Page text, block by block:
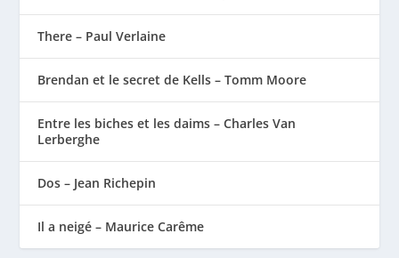
There – Paul Verlaine
Brendan et le secret de Kells – Tomm Moore
Entre les biches et les daims – Charles Van
Lerberghe
Dos – Jean Richepin
Il a neigé – Maurice Carême